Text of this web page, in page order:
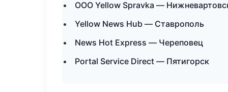
ООО Yellow Spravka —
Yellow News Hub — Ставрополь
News Hot Express — Череповец
Portal Service Direct — Пятигорск